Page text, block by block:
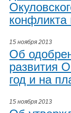
конфликта
15 ноября 2013
Об
развития
год и на
15 ноября 2013